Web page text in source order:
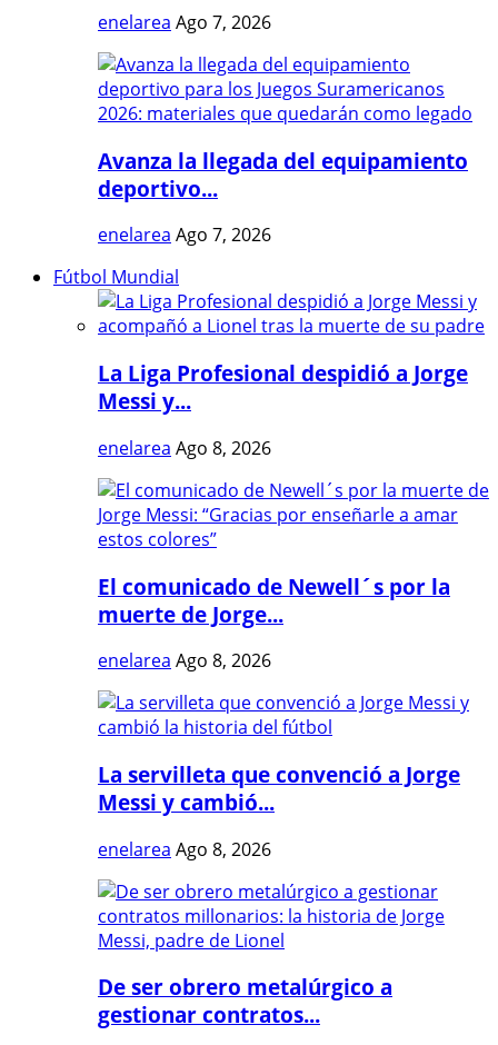
enelarea Ago 7, 2026
Avanza la llegada del equipamiento
deportivo...
enelarea Ago 7, 2026
Fútbol Mundial
La Liga Profesional despidió a Jorge
Messi y...
enelarea Ago 8, 2026
El comunicado de Newell´s por la
muerte de Jorge...
enelarea Ago 8, 2026
La servilleta que convenció a Jorge
Messi y cambió...
enelarea Ago 8, 2026
De ser obrero metalúrgico a
gestionar contratos...